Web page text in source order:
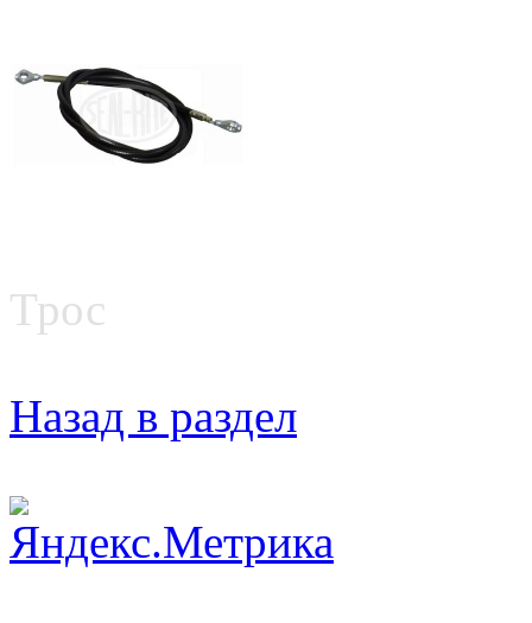
Трос
Назад в раздел